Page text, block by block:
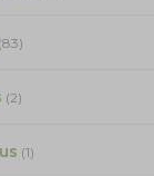
(83)
(2)
(1)